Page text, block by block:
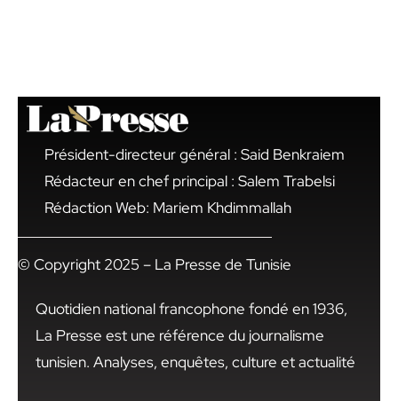
Président-directeur général : Said Benkraiem
Rédacteur en chef principal : Salem Trabelsi
Rédaction Web: Mariem Khdimmallah
© Copyright 2025 – La Presse de Tunisie
Quotidien national francophone fondé en 1936,
La Presse est une référence du journalisme
tunisien. Analyses, enquêtes, culture et actualité